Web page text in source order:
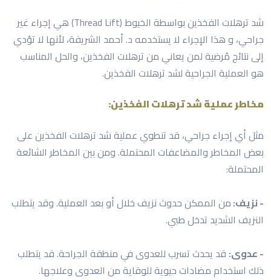
شد ترهلات الفخذين بواسطة الخيوط (Thread Lift) هي إجراء غير
جراحي، و هذا الإجراء لا يستخدمه د. أحمد الشريفة، لأنها لا تؤدي
إلى نتائج مُرضية لمن يعاني من ترهلات الفخذين، والحل المناسب
هو العملية الجراحية لشد ترهلات الفخذين.
مخاطر عملية شد ترهلات الفخذين:
مثل أي إجراء جراحي، قد تنطوي عملية شد ترهلات الفخذين على
بعض المخاطر والمضاعفات المحتملة. ومن بين المخاطر الشائعة
المحتملة:
- نزيف:من الممكن حدوث نزيف خلال أو بعد العملية. وقد يتطلب
النزيف الشديد تدخل طبي.
- عدوى: قد يحدث تسرب للعدوى في منطقة الجراحة. قد يتطلب
ذلك استخدام مضادات حيوية للوقاية من العدوى وعلاجها.